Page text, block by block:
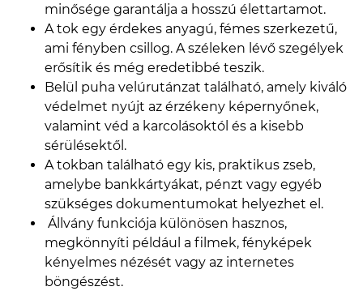
minősége garantálja a hosszú élettartamot.
A tok egy érdekes anyagú, fémes szerkezetű,
ami fényben csillog. A széleken lévő szegélyek
erősítik és még eredetibbé teszik.
Belül puha velúrutánzat található, amely kiváló
védelmet nyújt az érzékeny képernyőnek,
valamint véd a karcolásoktól és a kisebb
sérülésektől.
A tokban található egy kis, praktikus zseb,
amelybe bankkártyákat, pénzt vagy egyéb
szükséges dokumentumokat helyezhet el.
Állvány funkciója különösen hasznos,
megkönnyíti például a filmek, fényképek
kényelmes nézését vagy az internetes
böngészést.